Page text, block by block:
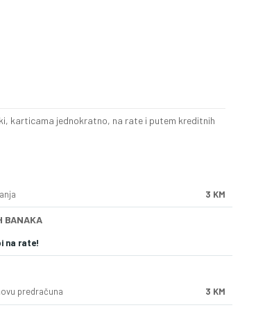
karticama jednokratno, na rate i putem kreditnih
3 KM
BANAKA
na rate!
predračuna 3 KM